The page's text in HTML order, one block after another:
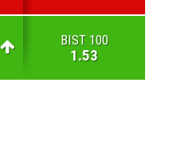
BIST 100
1.53